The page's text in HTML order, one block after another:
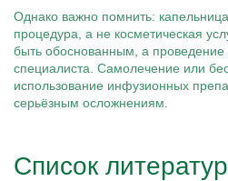
Однако важно помнить:
процедура, а не косметическая
быть обоснованным, а
специалиста. Самолечение или
использование инфузионных
серьёзным осложнениям.
Список